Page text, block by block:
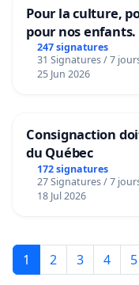
Pour la culture,
pour nos enfants.
247 signatures
31 Signatures / 7
25 Jun 2026
Consignaction
du Québec
172 signatures
27 Signatures / 7
18 Jul 2026
1 2 3 4 5